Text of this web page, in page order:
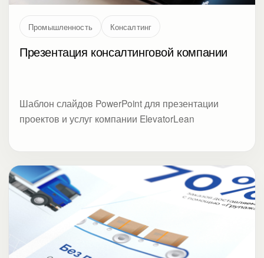
Промышленность Консалтинг
Презентация консалтинговой компании
Шаблон слайдов PowerPoint для презентации
проектов и услуг компании ElevatorLean